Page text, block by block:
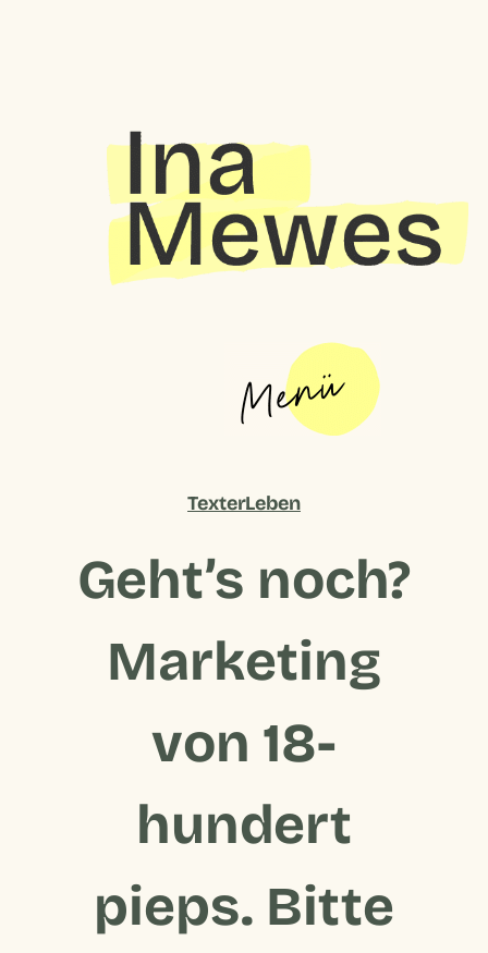
TexterLeben
Geht’s noch?
Marketing
von 18-
hundert
pieps. Bitte